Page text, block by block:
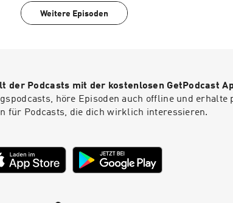
Weitere Episoden
der Podcasts mit der kostenlosen GetPodcast
höre Episoden auch offline und erhalte
für Podcasts, die dich wirklich interessieren.